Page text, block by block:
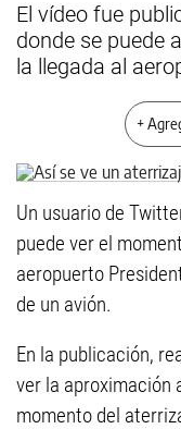
El vídeo fue
donde se puede
la llegada al
+
Un usuario de
puede ver el
aeropuerto
de un avión.
En la publicación,
ver la aproximación
momento del